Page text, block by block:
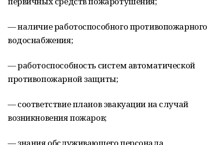
— наличие работоспособного противопожарного
водоснабжения;
— работоспособность систем автоматической
противопожарной защиты;
— соответствие планов эвакуации на случай
возникновения пожаров;